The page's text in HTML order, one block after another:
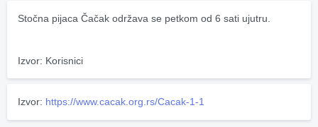
Stočna pijaca Čačak održava se petkom od 6 sati ujutru.
Izvor: Korisnici
Izvor: https://www.cacak.org.rs/Cacak-1-1